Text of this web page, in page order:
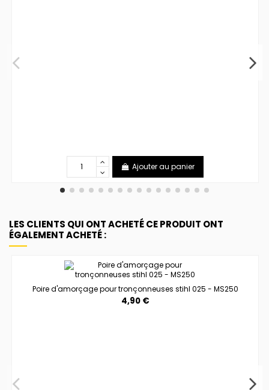
Ajouter au panier
LES CLIENTS QUI ONT ACHETÉ CE PRODUIT ONT
ÉGALEMENT ACHETÉ :
Poire d'amorçage pour tronçonneuses stihl 025 - MS250
4,90 €